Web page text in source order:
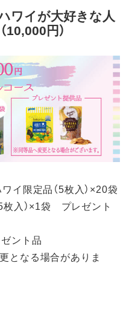
ワイが大好きな人
円）
イ限定品（5枚入）×20袋
枚入）×1袋 プレゼント
ント品
となる場合がありま